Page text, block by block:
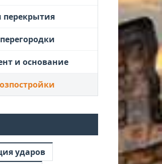
перекрытия
и основание
ударов